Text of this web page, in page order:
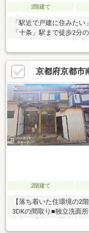
2階建て
「駅近で戸建に住みた
「十条」駅まで徒歩2分
めです！
京都府京都市
2階建て
【落ち着いた住環境の2
3DKの間取り■独立洗面
烏丸線「十条」駅徒歩約